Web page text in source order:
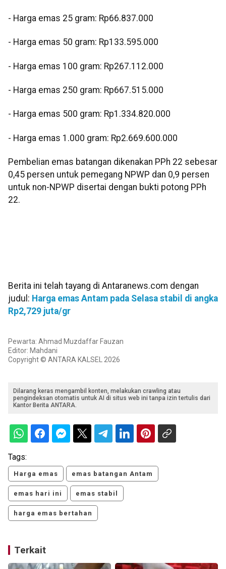
‎- Harga emas 25 gram: Rp66.837.000
‎- Harga emas 50 gram: Rp133.595.000
‎- Harga emas 100 gram: Rp267.112.000
‎- Harga emas 250 gram: Rp667.515.000
‎- Harga emas 500 gram: Rp1.334.820.000
‎- Harga emas 1.000 gram: Rp2.669.600.000
Pembelian emas batangan dikenakan PPh 22 sebesar
0,45 persen untuk pemegang NPWP dan 0,9 persen
untuk non-NPWP disertai dengan bukti potong PPh
22.
Berita ini telah tayang di Antaranews.com dengan
judul: Harga emas Antam pada Selasa stabil di angka
Rp2,729 juta/gr
Pewarta: Ahmad Muzdaffar Fauzan
Editor: Mahdani
Copyright © ANTARA KALSEL 2026
Dilarang keras mengambil konten, melakukan crawling atau
pengindeksan otomatis untuk AI di situs web ini tanpa izin tertulis dari
Kantor Berita ANTARA.
Tags:
Harga emas emas batangan Antam
emas hari ini emas stabil
harga emas bertahan
Terkait